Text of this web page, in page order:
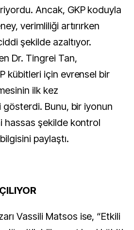
Ancak, GKP koduyla
verimliliği artırırken
şekilde azaltıyor.
Dr. Tingrei Tan,
kübitleri için evrensel bir
ilk kez
Bunu, bir iyonun
hassas şekilde kontrol
paylaştı.
Vassili Matsos ise, “Etkili